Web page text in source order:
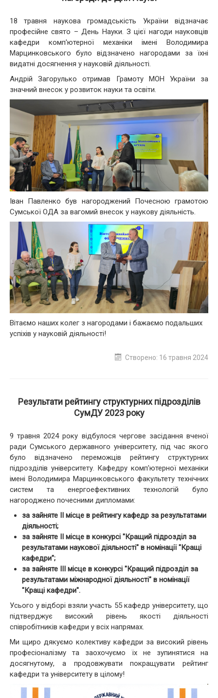
18 травня наукова громадськість України відзначає
професійне свято – День Науки. З цієї нагоди науковців
кафедри комп'ютерної механіки імені Володимира
Марцинковського було відзначено нагородами за їхні
видатні досягнення у науковій діяльності.
Андрій Загорулько отримав Грамоту МОН України за
значний внесок у розвиток науки та освіти.
Іван Павленко був нагороджений Почесною грамотою
Сумської ОДА за вагомий внесок у наукову діяльність.
Вітаємо наших колег з нагородами і бажаємо подальших
успіхів у науковій діяльності!
Створено: 16 травня 2024
Результати рейтингу структурних підрозділів
СумДУ 2023 року
9 травня 2024 року відбулося чергове засідання вченої
ради Сумського державного університету, під час якого
було відзначено переможців рейтингу структурних
підрозділів університету. Кафедру комп'ютерної механіки
імені Володимира Марцинковського факультету технічних
систем та енергоефективних технологій було
нагороджено почесними дипломами:
за зайняте ІІ місце в рейтингу кафедр за результатами
діяльності;
за зайняте ІІ місце в конкурсі "Кращий підрозділ за
результатами наукової діяльності" в номінації "Кращі
кафедри";
за зайняте ІІІ місце в конкурсі "Кращий підрозділ за
результатами міжнародної діяльності" в номінації
"Кращі кафедри".
Усього у відборі взяли участь 55 кафедр університету, що
підтверджує високий рівень якості діяльності
співробітників кафедри у всіх напрямах.
Ми щиро дякуємо колективу кафедри за високий рівень
професіоналізму та заохочуємо їх не зупинятися на
досягнутому, а продовжувати покращувати рейтинг
кафедри та університету в цілому!